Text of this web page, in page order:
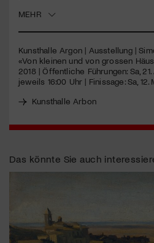
MEHR
Kunsthalle Argon | Ausstellung |
«Von kleinen und von grossen
2018 | Öffentliche Führungen: Sa,
jeweils 16:00 Uhr | Finissage: Sa, 12.
Kunsthalle Arbon
Das könnte Sie auch